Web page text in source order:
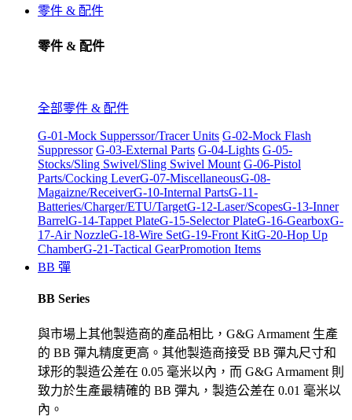
零件 & 配件
零件 & 配件
全部零件 & 配件
G-01-Mock Supperssor/Tracer Units G-02-Mock Flash
Suppressor G-03-External Parts G-04-Lights G-05-
Stocks/Sling Swivel/Sling Swivel Mount G-06-Pistol
Parts/Cocking LeverG-07-MiscellaneousG-08-
Magaizne/ReceiverG-10-Internal PartsG-11-
Batteries/Charger/ETU/TargetG-12-Laser/ScopesG-13-Inner
BarrelG-14-Tappet PlateG-15-Selector PlateG-16-GearboxG-
17-Air NozzleG-18-Wire SetG-19-Front KitG-20-Hop Up
ChamberG-21-Tactical GearPromotion Items
BB 彈
BB Series
與市場上其他製造商的產品相比，G&G Armament 生產
的 BB 彈丸精度更高。其他製造商接受 BB 彈丸尺寸和
球形的製造公差在 0.05 毫米以內，而 G&G Armament 則
致力於生產最精確的 BB 彈丸，製造公差在 0.01 毫米以
內。